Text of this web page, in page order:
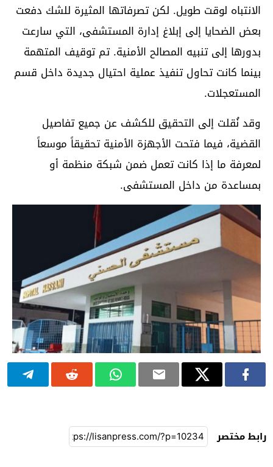
الانتباه لوقت طويل. لكن تصرفاتها المثيرة للشك دفعت
بعض الضحايا إلى إبلاغ إدارة المستشفى، التي سارعت
بدورها إلى تنبيه المصالح الأمنية. تم توقيف المتهمة
بينما كانت تحاول تنفيذ عملية احتيال جديدة داخل قسم
المستعجلات.
وقد نُقلت إلى التحقيق للكشف عن جميع تفاصيل
القضية، فيما فتحت الأجهزة الأمنية تحقيقاً موسعاً
لمعرفة ما إذا كانت تعمل ضمن شبكة منظمة أو
بمساعدة من داخل المستشفى.
رابط مختصر